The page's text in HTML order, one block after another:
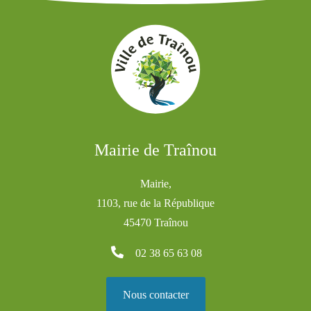
Mairie de Traînou
Mairie,
1103, rue de la République
45470 Traînou
02 38 65 63 08
Nous contacter